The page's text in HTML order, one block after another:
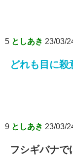
5 としあき 23/03/
どれも目に殺
9 としあき 23/03/
フシギバナで